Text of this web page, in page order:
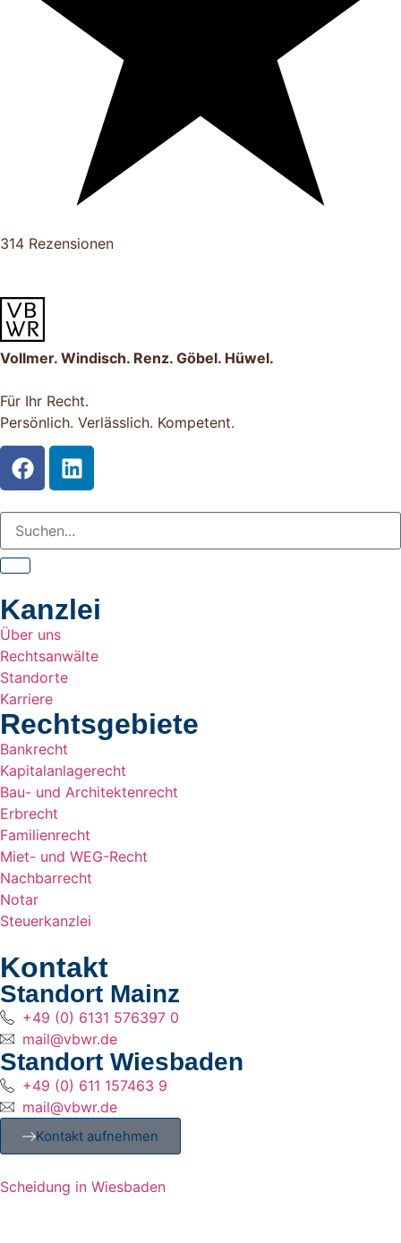
314 Rezensionen
Vollmer. Windisch. Renz. Göbel. Hüwel.
Für Ihr Recht.
Persönlich. Verlässlich. Kompetent.
Kanzlei
Über uns
Rechtsanwälte
Standorte
Karriere
Rechtsgebiete
Bankrecht
Kapitalanlagerecht
Bau- und Architektenrecht
Erbrecht
Familienrecht
Miet- und WEG-Recht
Nachbarrecht
Notar
Steuerkanzlei
Kontakt
Standort Mainz
+49 (0) 6131 576397 0
mail@vbwr.de
Standort Wiesbaden
+49 (0) 611 157463 9
mail@vbwr.de
Kontakt aufnehmen
Scheidung in Wiesbaden